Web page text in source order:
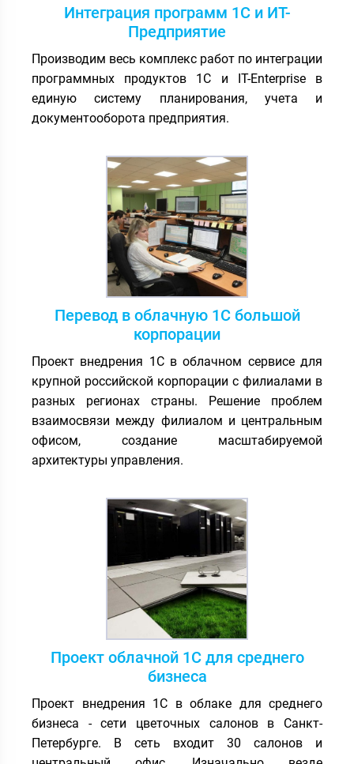
Интеграция программ 1С и ИТ-
Предприятие
Производим весь комплекс работ по интеграции
программных продуктов 1С и IT-Enterprise в
единую систему планирования, учета и
документооборота предприятия.
Перевод в облачную 1С большой
корпорации
Проект внедрения 1С в облачном сервисе для
крупной российской корпорации с филиалами в
разных регионах страны. Решение проблем
взаимосвязи между филиалом и центральным
офисом, создание масштабируемой
архитектуры управления.
Проект облачной 1С для среднего
бизнеса
Проект внедрения 1С в облаке для среднего
бизнеса - сети цветочных салонов в Санкт-
Петербурге. В сеть входит 30 салонов и